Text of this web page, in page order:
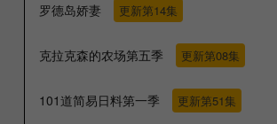
罗德岛娇妻 更新第14集
克拉克森的农场第五季 更新第08集
101道简易日料第一季 更新第51集